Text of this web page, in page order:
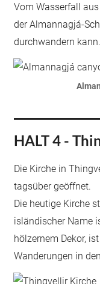
Vom Wasserfall
der Almannagjá-
durchwandern kann.
HALT 4 -
Die Kirche in
tagsüber geöffnet.
Die heutige Kirche
isländischer Name
hölzernem Dekor,
Wanderungen in